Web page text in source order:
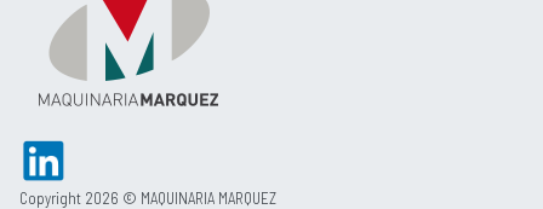
Copyright 2026 © MAQUINARIA MARQUEZ